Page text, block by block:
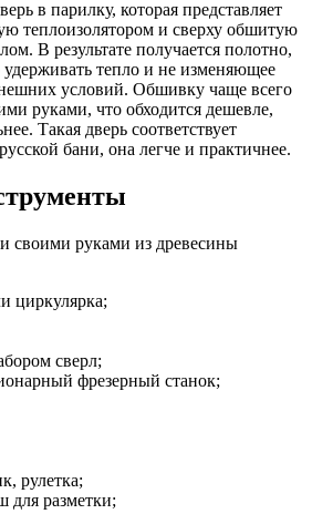
в парилку, которая представляет
теплоизолятором и сверху обшитую
В результате получается полотно,
тепло и не изменяющее
условий. Обшивку чаще всего
руками, что обходится дешевле,
Такая дверь соответствует
бани, она легче и практичнее.
своими руками из древесины
циркулярка;
сверл;
фрезерный станок;
рулетка;
для разметки;